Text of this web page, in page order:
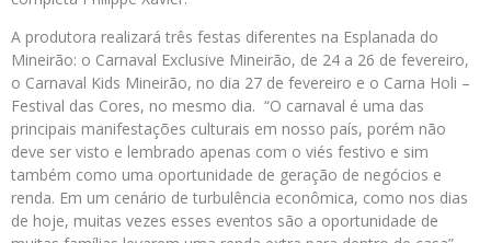
A produtora realizará três festas diferentes na Esplanada do
Mineirão: o Carnaval Exclusive Mineirão, de 24 a 26 de fevereiro,
o Carnaval Kids Mineirão, no dia 27 de fevereiro e o Carna Holi –
Festival das Cores, no mesmo dia. “O carnaval é uma das
principais manifestações culturais em nosso país, porém não
deve ser visto e lembrado apenas com o viés festivo e sim
também como uma oportunidade de geração de negócios e
renda. Em um cenário de turbulência econômica, como nos dias
de hoje, muitas vezes esses eventos são a oportunidade de